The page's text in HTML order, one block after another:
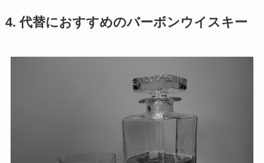
4. 代替におすすめのバーボンウイスキー